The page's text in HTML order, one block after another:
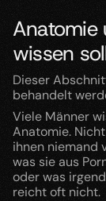
Anatomie
wissen
Dieser
behandelt
Viele Männer
Anatomie.
ihnen niemand
was sie aus
oder was
reicht oft nicht.